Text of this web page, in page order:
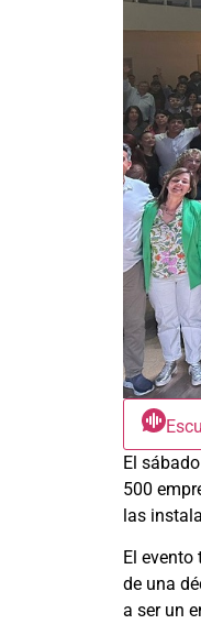
El
500
las
El
de una
a ser un